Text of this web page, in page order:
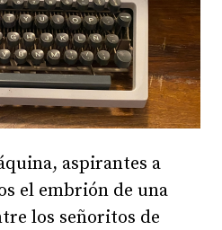
aspirantes a
el embrión de una
los señoritos de